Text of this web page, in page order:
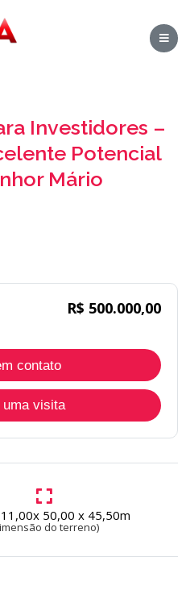
Investidores –
Potencial
Mário
R$ 500.000,00
contato
uma visita
50,00 x 45,50m
do terreno)